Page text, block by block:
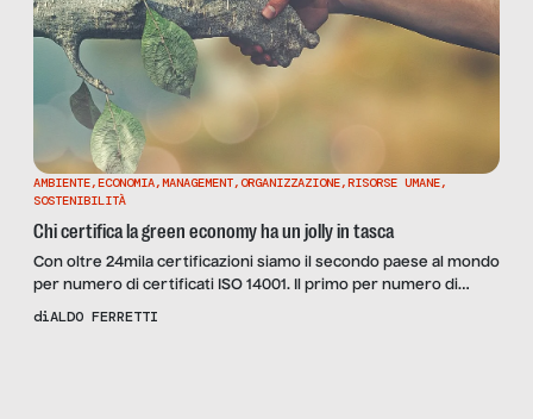
AMBIENTE,ECONOMIA,MANAGEMENT,ORGANIZZAZIONE,RISORSE UMANE,
SOSTENIBILITÀ
Chi certifica la green economy ha un jolly in tasca
Con oltre 24mila certificazioni siamo il secondo paese al mondo
per numero di certificati ISO 14001. Il primo per numero di
certificazioni di prodotto EPD, il terzo per Ecolabel ed EMAS.
diALDO FERRETTI